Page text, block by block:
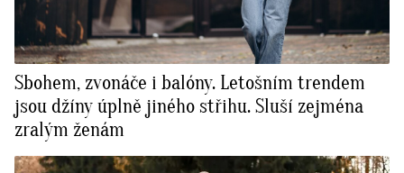
Sbohem, zvonáče i balóny. Letošním trendem
jsou džíny úplně jiného střihu. Sluší zejména
zralým ženám